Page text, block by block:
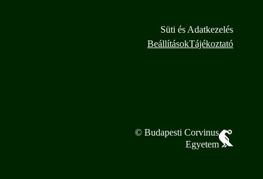
Süti és Adatkezelés
BeállításokTájékoztató
© Budapesti Corvinus
Egyetem